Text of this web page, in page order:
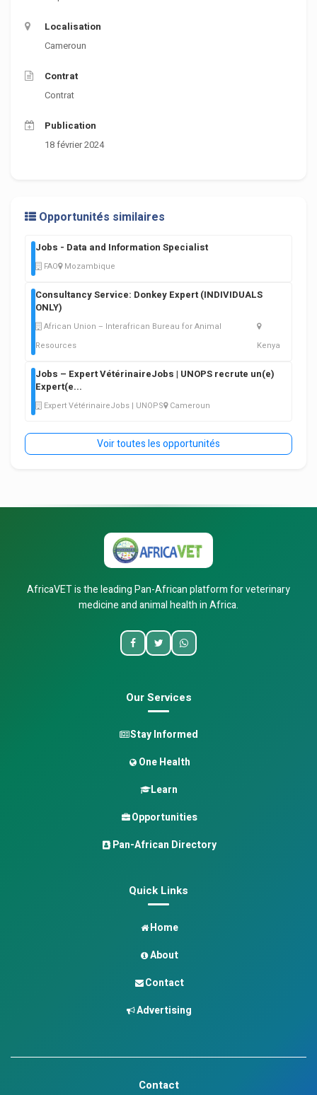
Localisation
Cameroun
Contrat
Contrat
Publication
18 février 2024
Opportunités similaires
Jobs - Data and Information Specialist
FAO Mozambique
Consultancy Service: Donkey Expert (INDIVIDUALS
ONLY)
African Union – Interafrican Bureau for Animal
Resources
Kenya
Jobs – Expert VétérinaireJobs | UNOPS recrute un(e)
Expert(e...
Expert VétérinaireJobs | UNOPS Cameroun
Voir toutes les opportunités
AfricaVET is the leading Pan-African platform for veterinary
medicine and animal health in Africa.
Our Services
Stay Informed
One Health
Learn
Opportunities
Pan-African Directory
Quick Links
Home
About
Contact
Advertising
Contact